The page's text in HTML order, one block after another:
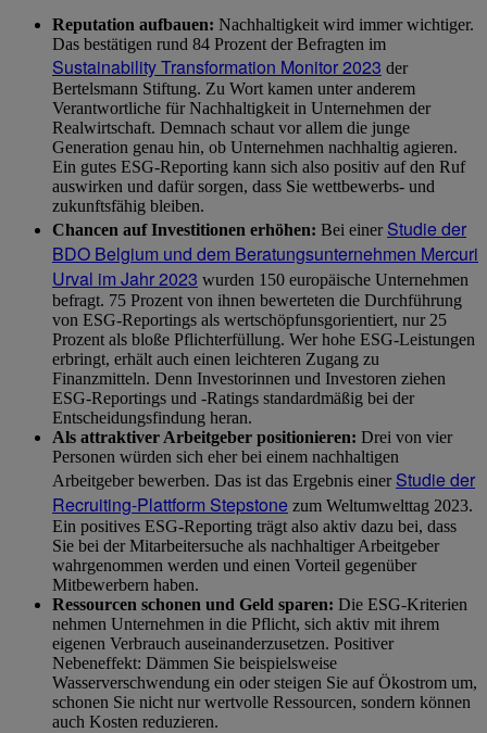
Reputation aufbauen: Nachhaltigkeit wird immer wichtiger.
Das bestätigen rund 84 Prozent der Befragten im
Sustainability Transformation Monitor 2023 der
Bertelsmann Stiftung. Zu Wort kamen unter anderem
Verantwortliche für Nachhaltigkeit in Unternehmen der
Realwirtschaft. Demnach schaut vor allem die junge
Generation genau hin, ob Unternehmen nachhaltig agieren.
Ein gutes ESG-Reporting kann sich also positiv auf den Ruf
auswirken und dafür sorgen, dass Sie wettbewerbs- und
zukunftsfähig bleiben.
Chancen auf Investitionen erhöhen: Bei einer Studie der
BDO Belgium und dem Beratungsunternehmen Mercuri
Urval im Jahr 2023 wurden 150 europäische Unternehmen
befragt. 75 Prozent von ihnen bewerteten die Durchführung
von ESG-Reportings als wertschöpfunsgorientiert, nur 25
Prozent als bloße Pflichterfüllung. Wer hohe ESG-Leistungen
erbringt, erhält auch einen leichteren Zugang zu
Finanzmitteln. Denn Investorinnen und Investoren ziehen
ESG-Reportings und -Ratings standardmäßig bei der
Entscheidungsfindung heran.
Als attraktiver Arbeitgeber positionieren: Drei von vier
Personen würden sich eher bei einem nachhaltigen
Arbeitgeber bewerben. Das ist das Ergebnis einer Studie der
Recruiting-Plattform Stepstone zum Weltumwelttag 2023.
Ein positives ESG-Reporting trägt also aktiv dazu bei, dass
Sie bei der Mitarbeitersuche als nachhaltiger Arbeitgeber
wahrgenommen werden und einen Vorteil gegenüber
Mitbewerbern haben.
Ressourcen schonen und Geld sparen: Die ESG-Kriterien
nehmen Unternehmen in die Pflicht, sich aktiv mit ihrem
eigenen Verbrauch auseinanderzusetzen. Positiver
Nebeneffekt: Dämmen Sie beispielsweise
Wasserverschwendung ein oder steigen Sie auf Ökostrom um,
schonen Sie nicht nur wertvolle Ressourcen, sondern können
auch Kosten reduzieren.